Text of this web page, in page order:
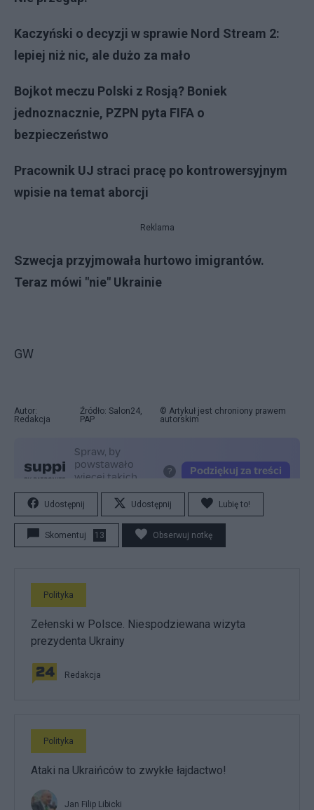
Kaczyński o decyzji w sprawie Nord Stream 2:
lepiej niż nic, ale dużo za mało
Bojkot meczu Polski z Rosją? Boniek
jednoznacznie, PZPN pyta FIFA o
bezpieczeństwo
Pracownik UJ straci pracę po kontrowersyjnym
wpisie na temat aborcji
Reklama
Szwecja przyjmowała hurtowo imigrantów.
Teraz mówi "nie" Ukrainie
GW
Autor:
Redakcja
Źródło: Salon24,
PAP
© Artykuł jest chroniony prawem
autorskim
Udostępnij Udostępnij Lubię to!
Skomentuj 13 Obserwuj notkę
Polityka
Zełenski w Polsce. Niespodziewana wizyta
prezydenta Ukrainy
Redakcja
Polityka
Ataki na Ukraińców to zwykłe łajdactwo!
Jan Filip Libicki